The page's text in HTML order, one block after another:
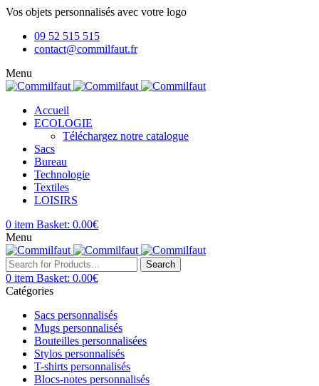
Vos objets personnalisés avec votre logo
09 52 515 515
contact@commilfaut.fr
Menu
Accueil
ECOLOGIE
Téléchargez notre catalogue
Sacs
Bureau
Technologie
Textiles
LOISIRS
0 item Basket: 0.00€
Menu
Search
0 item Basket: 0.00€
Catégories
Sacs personnalisés
Mugs personnalisés
Bouteilles personnalisées
Stylos personnalisés
T-shirts personnalisés
Blocs-notes personnalisés